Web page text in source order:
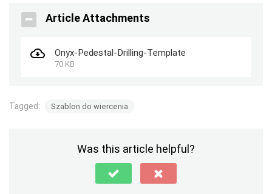
Article Attachments
Onyx-Pedestal-Drilling-Template
70 KB
Tagged: Szablon do wiercenia
Was this article helpful?